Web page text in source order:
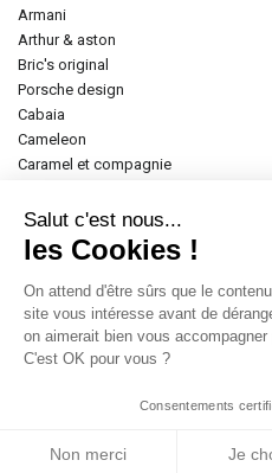
armani
arthur & aston
bric's original
porsche design
cabaia
cameleon
caramel et compagnie
donna celi
eastpak
elite
emily & noah
esprit
etrier
fabrizio
Salut c'est nous...
les Cookies !
On attend d'être sûrs que le
site vous intéresse avant de
on aimerait bien vous
C'est OK pour vous ?
Consentements
Non merci Je